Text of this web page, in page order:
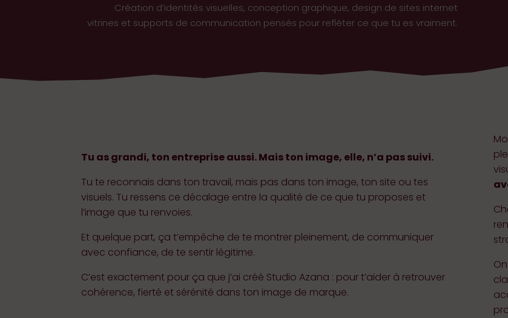
Création d’identités visuelles, conception graphique, design de sites internet
vitrines et supports de communication pensés pour refléter ce que tu es vraiment.
Tu as grandi, ton entreprise aussi. Mais ton image, elle, n’a pas suivi.
Tu te reconnais dans ton travail, mais pas dans ton image, ton site ou tes
visuels. Tu ressens ce décalage entre la qualité de ce que tu proposes et
l’image que tu renvoies.
Et quelque part, ça t’empêche de te montrer pleinement, de communiquer
avec confiance, de te sentir légitime.
C’est exactement pour ça que j’ai créé Studio Azana : pour t’aider à retrouver
cohérence, fierté et sérénité dans ton image de marque.